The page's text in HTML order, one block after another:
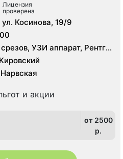
Лицензия
проверена
Косинова, 19/9
УЗИ аппарат, Рентген
и акции
от 2500
p.